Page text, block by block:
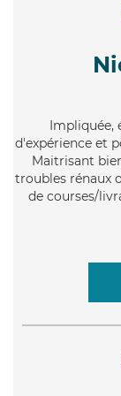
Impliquée,
d'expérience et
Maitrisant
troubles rénaux
de courses/